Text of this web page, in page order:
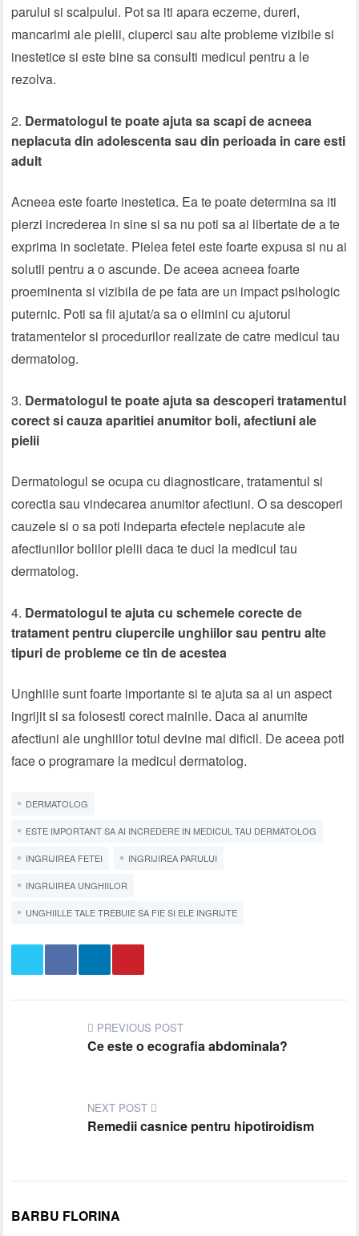
parului si scalpului. Pot sa iti apara eczeme, dureri,
mancarimi ale pielii, ciuperci sau alte probleme vizibile si
inestetice si este bine sa consulti medicul pentru a le
rezolva.
Dermatologul te poate ajuta sa scapi de acneea
neplacuta din adolescenta sau din perioada in care esti
adult
Acneea este foarte inestetica. Ea te poate determina sa iti
pierzi increderea in sine si sa nu poti sa ai libertate de a te
exprima in societate. Pielea fetei este foarte expusa si nu ai
solutii pentru a o ascunde. De aceea acneea foarte
proeminenta si vizibila de pe fata are un impact psihologic
puternic. Poti sa fii ajutat/a sa o elimini cu ajutorul
tratamentelor si procedurilor realizate de catre medicul tau
dermatolog.
Dermatologul te poate ajuta sa descoperi tratamentul
corect si cauza aparitiei anumitor boli, afectiuni ale
pielii
Dermatologul se ocupa cu diagnosticare, tratamentul si
corectia sau vindecarea anumitor afectiuni. O sa descoperi
cauzele si o sa poti indeparta efectele neplacute ale
afectiunilor bolilor pielii daca te duci la medicul tau
dermatolog.
Dermatologul te ajuta cu schemele corecte de
tratament pentru ciupercile unghiilor sau pentru alte
tipuri de probleme ce tin de acestea
Unghiile sunt foarte importante si te ajuta sa ai un aspect
ingrijit si sa folosesti corect mainile. Daca ai anumite
afectiuni ale unghiilor totul devine mai dificil. De aceea poti
face o programare la medicul dermatolog.
DERMATOLOG
ESTE IMPORTANT SA AI INCREDERE IN MEDICUL TAU DERMATOLOG
INGRIJIREA FETEI INGRIJIREA PARULUI
INGRIJIREA UNGHIILOR
UNGHIILLE TALE TREBUIE SA FIE SI ELE INGRIJTE
PREVIOUS POST
Ce este o ecografia abdominala?
NEXT POST
Remedii casnice pentru hipotiroidism
BARBU FLORINA